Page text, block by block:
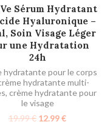
AJOUTER AU PANIER
Sérum Hydratant
Hyaluronique –
Soin Visage Léger
une Hydratation
24h
hydratante pour le corps
hydratante multi-
, crème hydratante pour
le visage
19.99€ 12.99€